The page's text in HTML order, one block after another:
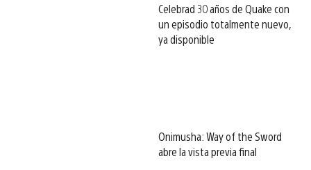
Celebrad 30 años de Quake con
un episodio totalmente nuevo,
ya disponible
Onimusha: Way of the Sword
abre la vista previa final